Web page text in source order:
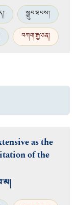
སྒྲུབ་ཐབས།
བཀག་རྒྱ་ཅན།
as the
of the